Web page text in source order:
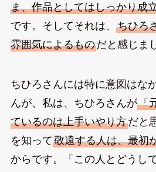
ま、作品としてはしっかり成
です。そしてそれは、 ちひろ
雰囲気によるものだと感じま
ちひろさんには特に意図はな
んが、私は、ちひろさんが「
ているのは上手いやり方だと
を知って敬遠する人は、最初
からです。「この人とどうし